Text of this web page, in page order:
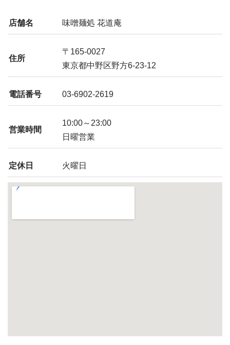
店舗名 味噌麺処 花道庵
住所
〒165-0027
東京都中野区野方6-23-12
電話番号 03-6902-2619
営業時間
10:00～23:00
日曜営業
定休日 火曜日